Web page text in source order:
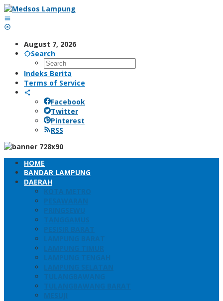
Skip
to
content
August 7, 2026
Search
Indeks Berita
Terms of Service
Facebook
Twitter
Pinterest
RSS
HOME
BANDAR LAMPUNG
DAERAH
KOTA METRO
PESAWARAN
PRINGSEWU
TANGGAMUS
PESISIR BARAT
LAMPUNG BARAT
LAMPUNG TIMUR
LAMPUNG TENGAH
LAMPUNG SELATAN
TULANGBAWANG
TULANGBAWANG BARAT
MESUJI